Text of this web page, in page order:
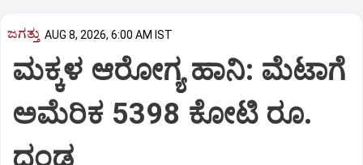
ಜಗತ್ತು AUG 8, 2026, 6:00 AM IST
ಮಕ್ಕಳ ಆರೋಗ್ಯ ಹಾನಿ: ಮೆಟಾಗೆ
ಅಮೆರಿಕ 5398 ಕೋಟಿ ರೂ.
ದಂಡ